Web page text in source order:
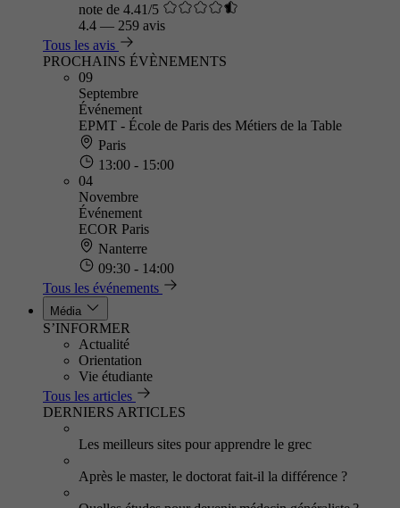
note de 4.41/5
4.4 — 259 avis
Tous les avis
PROCHAINS ÉVÈNEMENTS
09
Septembre
Événement
EPMT - École de Paris des Métiers de la Table
Paris
13:00 - 15:00
04
Novembre
Événement
ECOR Paris
Nanterre
09:30 - 14:00
Tous les événements
Média
S’INFORMER
Actualité
Orientation
Vie étudiante
Tous les articles
DERNIERS ARTICLES
Les meilleurs sites pour apprendre le grec
Après le master, le doctorat fait-il la différence ?